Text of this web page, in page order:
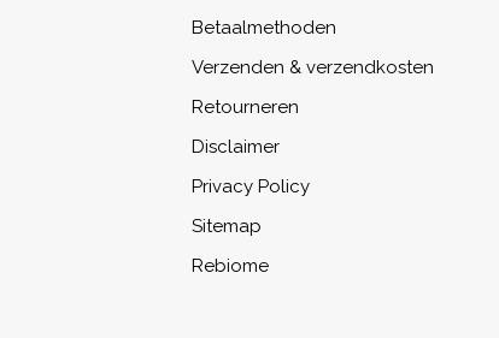
Betaalmethoden
Verzenden & verzendkosten
Retourneren
Disclaimer
Privacy Policy
Sitemap
Rebiome